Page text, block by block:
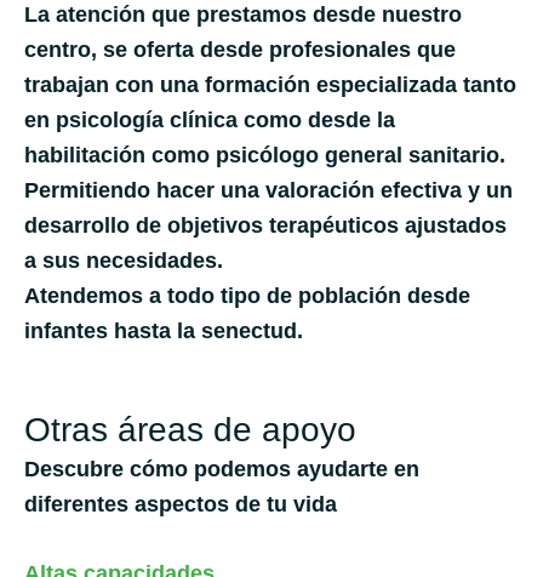
Otras áreas de apoyo
Descubre cómo podemos ayudarte en
diferentes aspectos de tu vida
La atención que prestamos desde nuestro
centro, se oferta desde profesionales que
trabajan con una formación especializada tanto
en psicología clínica como desde la
habilitación como psicólogo general sanitario.
Permitiendo hacer una valoración efectiva y un
desarrollo de objetivos terapéuticos ajustados
a sus necesidades.
Atendemos a todo tipo de población desde
infantes hasta la senectud.